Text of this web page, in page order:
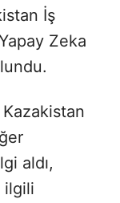
İş
Zeka
aldı,
ilgili